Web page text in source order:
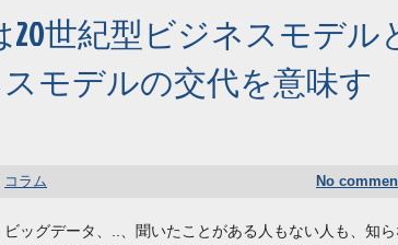
世紀型ビジネスモデル
モデルの交代を意味す
コラム No
ッグデータ、..、聞いたことがある人もない人も、知ら